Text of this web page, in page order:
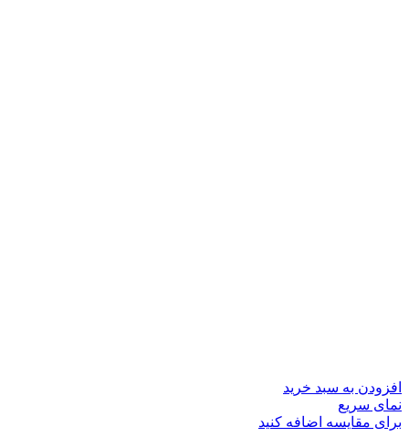
افزودن به سبد خرید
نمای سریع
برای مقایسه اضافه کنید